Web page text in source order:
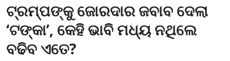
ଟ୍ରମ୍ପଙ୍କୁ ଜୋରଦାର ଜବାବ ଦେଲା
‘ଟଙ୍କା’, କେହି ଭାବି ମଧ୍ୟ ନଥିଲେ
ବଢିବ ଏତେ?